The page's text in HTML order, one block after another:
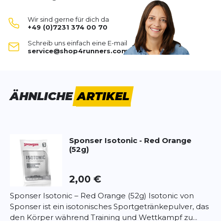
Die enthaltenen
(Natrium, Kalium,
Magnesium, Calcium, Chlorid) ersetzen die durch
Schweiß verlorenen Mineralstoffe und
unterstützen die normale Muskelfunktion.
Der erfrischendePfirsich-Geschmacksorgt für
angenehmen Trinkgenuss, auch bei intensiven
isotonischen Getränkangerührt, das eine schnelle
Flüssigkeitsaufnahme ermöglicht.
Zutaten:
Maltodextrin
Saccharose
Glukose
Säuerungsmittel (Citronensäure)
Mineralstoffe (Natriumchlorid, Kaliumcitrat,
Deine Bewertung:
Rezension
Rezension
*Pflichtfelder
Wir sind gerne für dich da
+49 (0)7231 374 00 70
Schreib uns einfach eine E-mail
service@shop4runners.com
ÄHNLICHEARTIKEL
Sponser Isotonic - Red Orange
(52g)
2,00 €
Sponser Isotonic – Red Orange (52g) Isotonic von
Sponser ist ein isotonisches Sportgetränkepulver, das
den Körper während Training und Wettkampf zu...